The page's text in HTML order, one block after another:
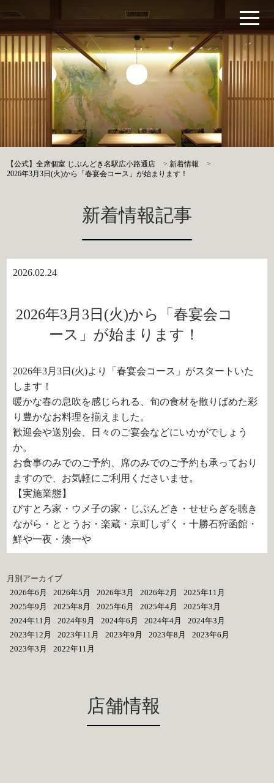
【公式】全席個室 じぶんどき名駅広小路通店 >新着情報
>
2026年3月3日(火)から「春宴会コース」が始まります！
新着情報記事
2026.02.24
2026年3月3日(火)から「春宴会コ
ース」が始まります！
2026年3月3日(火)より「春宴会コース」がスタートいた
します！
暖かな春の息吹を感じられる、旬の食材を散りばめた彩
り豊かなお料理を揃えました。
歓迎会や送別会、日々のご宴会などにいかがでしょう
か。
お食事のみでのご予約、席のみでのご予約も承っており
ますので、お気軽にご利用くださいませ。
【実施業態】
びすとろ家・ウメ子の家・じぶんどき・せせらぎを聴き
ながら・ととうお・楽蔵・京町しずく・十勝石狩函館・
鮮や一夜・湊一や
月別アーカイブ
2026年6月
2026年5月 2026年3月 2026年2月
2025年11月
2025年9月
2025年8月 2025年6月 2025年4月
2025年3月
2024年11月
2024年9月 2024年6月 2024年4月
2024年3月
2023年12月
2023年11月 2023年9月 2023年8月
2023年6月
2023年3月
2022年11月
店舗情報